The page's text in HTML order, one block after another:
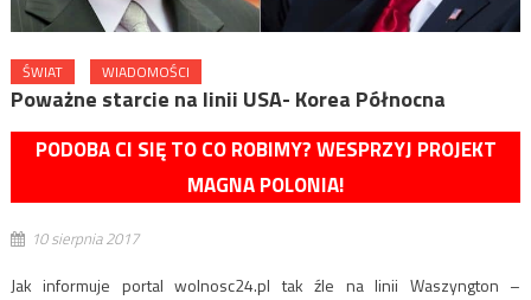
ŚWIAT WIADOMOŚCI
Poważne starcie na linii USA- Korea Północna
PODOBA CI SIĘ TO CO ROBIMY? WESPRZYJ PROJEKT
MAGNA POLONIA!
10 sierpnia 2017
Jak informuje portal wolnosc24.pl tak źle na linii Waszyngton –